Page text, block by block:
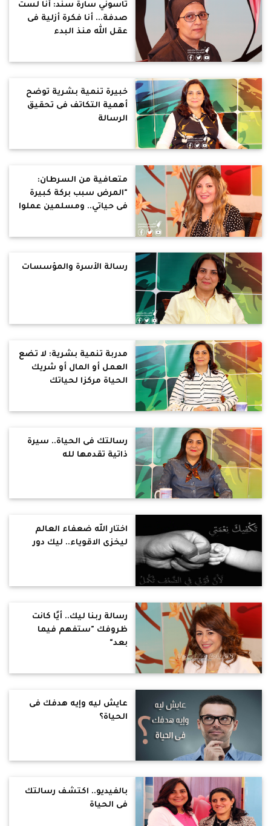
تاسوني سارة سند: أنا لست
صدفة... أنا فكرة أزلية فى
عقل الله منذ البدء
خبيرة تنمية بشرية توضح
أهمية التكاتف فى تحقيق
الرسالة
متعافية من السرطان:
"المرض سبب بركة كبيرة
فى حياتي.. ومسلمين عملوا
رسالة الأسرة والمؤسسات
مدربة تنمية بشرية: لا تضع
العمل أو المال أو شريك
الحياة مركزا لحياتك
رسالتك فى الحياة.. سيرة
ذاتية تقدمها لله
اختار الله ضعفاء العالم
ليخزى الاقوياء.. ليك دور
رسالة ربنا ليك.. أيًا كانت
ظروفك "ستفهم فيما
بعد"
عايش ليه وإيه هدفك فى
الحياة؟
بالفيديو.. اكتشف رسالتك
فى الحياة